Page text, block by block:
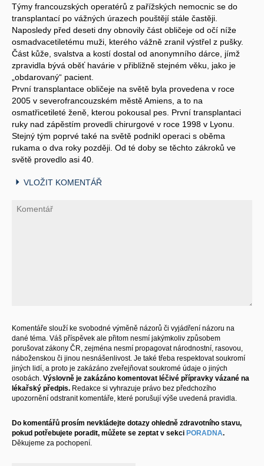
Týmy francouzských operatérů z pařížských nemocnic se do
transplantací po vážných úrazech pouštějí stále častěji.
Naposledy před deseti dny obnovily část obličeje od očí níže
osmadvacetiletému muži, kterého vážně zranil výstřel z pušky.
Část kůže, svalstva a kostí dostal od anonymního dárce, jímž
zpravidla bývá oběť havárie v přibližně stejném věku, jako je
„obdarovaný“ pacient.
První transplantace obličeje na světě byla provedena v roce
2005 v severofrancouzském městě Amiens, a to na
osmatřicetileté ženě, kterou pokousal pes. První transplantaci
ruky nad zápěstím provedli chirurgové v roce 1998 v Lyonu.
Stejný tým poprvé také na světě podnikl operaci s oběma
rukama o dva roky později. Od té doby se těchto zákroků ve
světě provedlo asi 40.
VLOŽIT KOMENTÁŘ
Komentáře slouží ke svobodné výměně názorů či vyjádření názoru na
dané téma. Váš příspěvek ale přitom nesmí jakýmkoliv způsobem
porušovat zákony ČR, zejména nesmí propagovat národnostní, rasovou,
náboženskou či jinou nesnášenlivost. Je také třeba respektovat soukromí
jiných lidí, a proto je zakázáno zveřejňovat soukromé údaje o jiných
osobách. Výslovně je zakázáno komentovat léčivé přípravky vázané na
lékařský předpis. Redakce si vyhrazuje právo bez předchozího
upozornění odstranit komentáře, které porušují výše uvedená pravidla.
Do komentářů prosím nevkládejte dotazy ohledně zdravotního stavu,
pokud potřebujete poradit, můžete se zeptat v sekci PORADNA.
Děkujeme za pochopení.